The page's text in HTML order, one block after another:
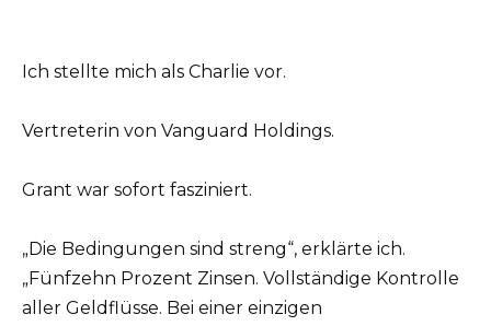
Ich stellte mich als Charlie vor.
Vertreterin von Vanguard Holdings.
Grant war sofort fasziniert.
„Die Bedingungen sind streng“, erklärte ich.
„Fünfzehn Prozent Zinsen. Vollständige Kontrolle
aller Geldflüsse. Bei einer einzigen